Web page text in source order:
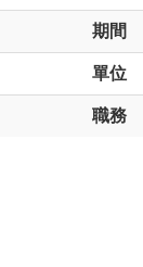
期間
單位
職務